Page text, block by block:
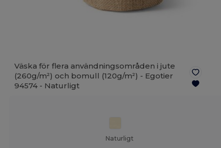
Väska för flera användningsområden i jute
(260g/m²) och bomull (120g/m²) - Egotier
94574 - Naturligt
Naturligt